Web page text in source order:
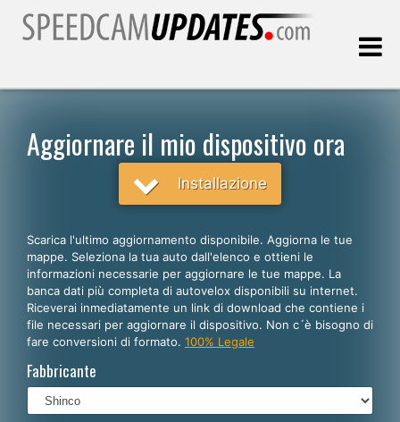
Italiano
English
Español
Deutsch
Aggiornare il mio dispositivo ora
Installazione
Scarica l'ultimo aggiornamento disponibile. Aggiorna le tue
mappe. Seleziona la tua auto dall'elenco e ottieni le
informazioni necessarie per aggiornare le tue mappe. La
banca dati più completa di autovelox disponibili su internet.
Riceverai inmediatamente un link di download che contiene i
file necessari per aggiornare il dispositivo. Non c´è bisogno di
fare conversioni di formato. 100% Legale
Fabbricante